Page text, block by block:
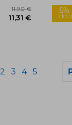
2 3 4 5